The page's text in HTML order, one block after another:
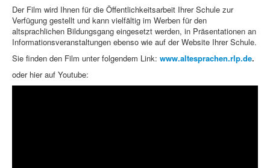
Der Film wird Ihnen für die Öffentlichkeitsarbeit Ihrer Schule zur
Verfügung gestellt und kann vielfältig im Werben für den
altsprachlichen Bildungsgang eingesetzt werden, in Präsentationen an
Informationsveranstaltungen ebenso wie auf der Website Ihrer Schule.
Sie finden den Film unter folgendem Link: www.altesprachen.rlp.de.
oder hier auf Youtube: